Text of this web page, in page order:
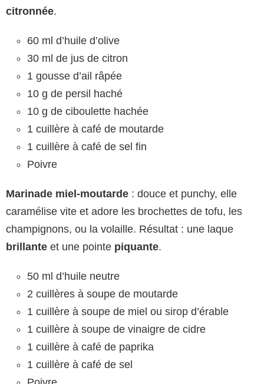
citronnée.
60 ml d’huile d’olive
30 ml de jus de citron
1 gousse d’ail râpée
10 g de persil haché
10 g de ciboulette hachée
1 cuillère à café de moutarde
1 cuillère à café de sel fin
Poivre
Marinade miel-moutarde : douce et punchy, elle
caramélise vite et adore les brochettes de tofu, les
champignons, ou la volaille. Résultat : une laque
brillante et une pointe piquante.
50 ml d’huile neutre
2 cuillères à soupe de moutarde
1 cuillère à soupe de miel ou sirop d’érable
1 cuillère à soupe de vinaigre de cidre
1 cuillère à café de paprika
1 cuillère à café de sel